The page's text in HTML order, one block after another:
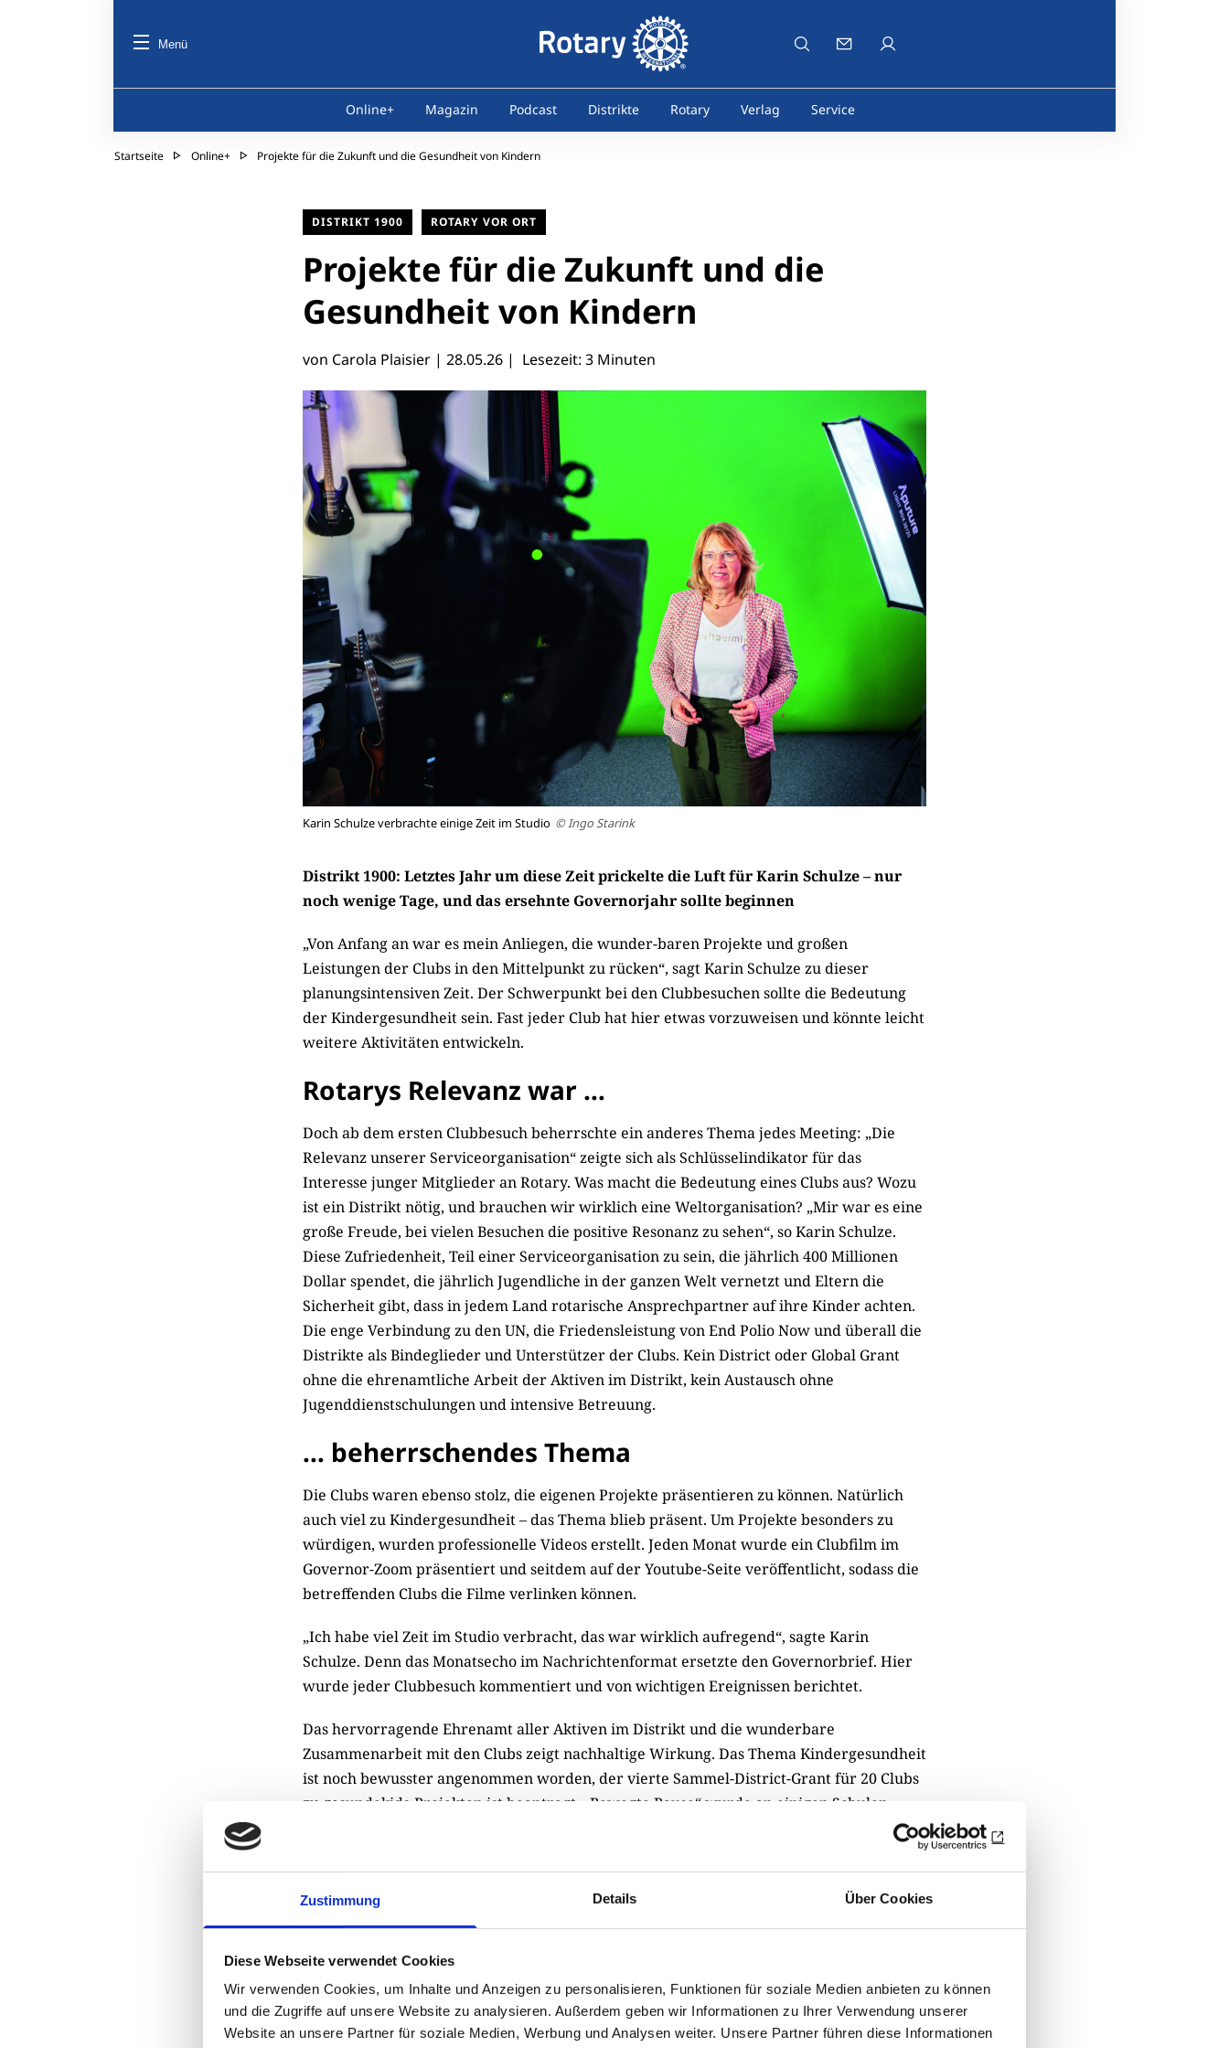
Zustimmung Details Über Cookies
Diese Webseite verwendet Cookies
Wir verwenden Cookies, um Inhalte und Anzeigen zu personalisieren, Funktionen für soziale Medien anbieten zu können
und die Zugriffe auf unsere Website zu analysieren. Außerdem geben wir Informationen zu Ihrer Verwendung unserer
Website an unsere Partner für soziale Medien, Werbung und Analysen weiter. Unsere Partner führen diese Informationen
Menü
Online+ Magazin Podcast Distrikte Rotary Verlag Service
Startseite Online+ Projekte für die Zukunft und die Gesundheit von Kindern
DISTRIKT 1900 ROTARY VOR ORT
Projekte für die Zukunft und die
Gesundheit von Kindern
von Carola Plaisier | 28.05.26| Lesezeit: 3 Minuten
Karin Schulze verbrachte einige Zeit im Studio © Ingo Starink
Distrikt 1900: Letztes Jahr um diese Zeit prickelte die Luft für Karin ­Schulze – nur
noch wenige Tage, und das ersehnte Governorjahr ­sollte beginnen
„Von Anfang an war es mein Anliegen, die wunder-baren Projekte und großen
Leistungen der Clubs in den Mittelpunkt zu rücken“, sagt Karin Schulze zu dieser
planungsintensiven Zeit. Der Schwerpunkt bei den Clubbesuchen sollte die Bedeutung
der Kindergesundheit sein. Fast jeder Club hat hier etwas ­vorzuweisen und könnte leicht
weitere Aktivitäten entwickeln.
Rotarys Relevanz war …
Doch ab dem ersten Clubbesuch beherrschte ein anderes Thema jedes Meeting: „Die
Relevanz unserer Serviceorganisation“ zeigte sich als Schlüsselindikator für das
Interesse junger Mitglieder an Rotary. Was macht die Bedeutung eines Clubs aus? Wozu
ist ein Distrikt nötig, und brauchen wir wirklich eine Weltorganisation? „Mir war es eine
große Freude, bei vielen Besuchen die positive Resonanz zu sehen“, so Karin Schulze.
Diese Zufriedenheit, Teil einer Serviceorganisation zu sein, die jährlich 400 Millionen
Dollar spendet, die jährlich Jugendliche in der ganzen Welt vernetzt und Eltern die
Sicherheit gibt, dass in jedem Land rotarische Ansprechpartner auf ihre Kinder achten.
Die enge Verbindung zu den UN, die Friedensleistung von End Polio Now und überall die
Distrikte als Bindeglieder und Unterstützer der Clubs. Kein District oder Global Grant
ohne die ehrenamtliche Arbeit der Aktiven im Distrikt, kein Austausch ohne
Jugenddienstschulungen und intensive Betreu­ung.
… beherrschendes Thema
Die Clubs waren ebenso stolz, die eigenen Projekte präsentieren zu können. Natürlich
auch viel zu Kindergesundheit – das Thema blieb präsent. Um Projekte besonders zu
würdigen, wurden pro­fessionelle Videos erstellt. Jeden Monat wurde ein Clubfilm im
Governor-Zoom präsen­tiert und seitdem auf der Youtube-Seite veröffentlicht, sodass die
betref­fen­den Clubs die Filme verlinken können.
„Ich habe viel Zeit im ­Studio verbracht, das war wirklich aufregend“, sagte Karin
Schulze. Denn das Monatsecho im Nachrichtenformat ersetzte den Governorbrief. Hier
wurde jeder Clubbesuch kommentiert und von wichtigen Ereignissen berichtet.
Das hervorragende Ehrenamt aller Aktiven im Distrikt und die wunderbare
Zusammenarbeit mit den Clubs zeigt nachhaltige Wirkung. Das Thema Kindergesundheit
ist noch bewusster ange­nommen worden, der vierte Sammel-District-Grant für 20 Clubs
zu gesundekids-Projekten ist beantragt. „Bewegte Pause“ wurde an einigen Schulen
vorangekommen. Zahlreiche Projekte werden auf der Distriktkonferenz vorge­stellt,
einige geehrt. Die Roll-ups zu hervorra­gen­den Aktionen und die vielen Clubfilme bleiben
und belegen, wie aktiv und lebendig dieser Distrikt und seine Clubs sind. Ein
fantastisches Jahr geht zu Ende.“